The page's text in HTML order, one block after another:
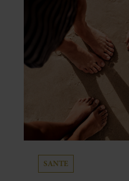
SANTE